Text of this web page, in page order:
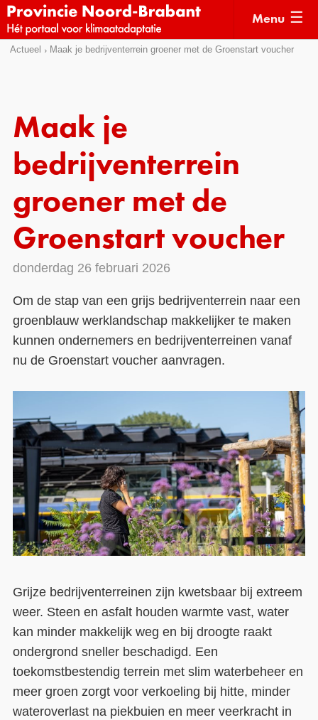
Sla
naar
menu
naar
de
pagina
Menu
Actueel Maak je bedrijventerrein groener met de Groenstart voucher
Maak je
bedrijventerrein
groener met de
Groenstart voucher
donderdag 26 februari 2026
Om de stap van een grijs bedrijventerrein naar een
groenblauw werklandschap makkelijker te maken
kunnen ondernemers en bedrijventerreinen vanaf
nu de Groenstart voucher aanvragen.
Grijze bedrijventerreinen zijn kwetsbaar bij extreem
weer. Steen en asfalt houden warmte vast, water
kan minder makkelijk weg en bij droogte raakt
ondergrond sneller beschadigd. Een
toekomstbestendig terrein met slim waterbeheer en
meer groen zorgt voor verkoeling bij hitte, minder
wateroverlast na piekbuien en meer veerkracht in
Actueel
Hulpmiddelen
Voorbeelden
Subsidies
Monitoring
Contact
LIFE-IP Klimaatadaptatie
Weerbaar Dommelland